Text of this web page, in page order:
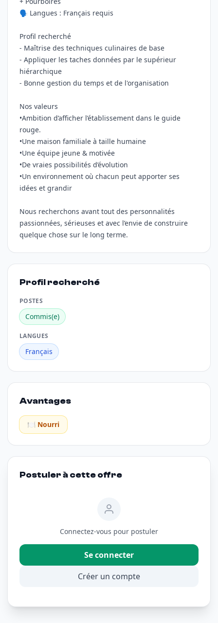
🗣️ Langues : Français requis
Profil recherché
- Maîtrise des techniques culinaires de base
- Appliquer les taches données par le supérieur
hiérarchique
- Bonne gestion du temps et de l'organisation
Nos valeurs
•Ambition d’afficher l’établissement dans le guide
rouge.
•Une maison familiale à taille humaine
•Une équipe jeune & motivée
•De vraies possibilités d’évolution
•Un environnement où chacun peut apporter ses
idées et grandir
Nous recherchons avant tout des personnalités
passionnées, sérieuses et avec l’envie de construire
quelque chose sur le long terme.
Profil recherché
POSTES
Commis(e)
LANGUES
Français
Avantages
🍽️ Nourri
Postuler à cette offre
Connectez-vous pour postuler
Se connecter
Créer un compte